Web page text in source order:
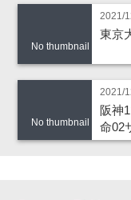
No thumbnail
2021/
東京
No thumbnail
2021/
阪神
命02